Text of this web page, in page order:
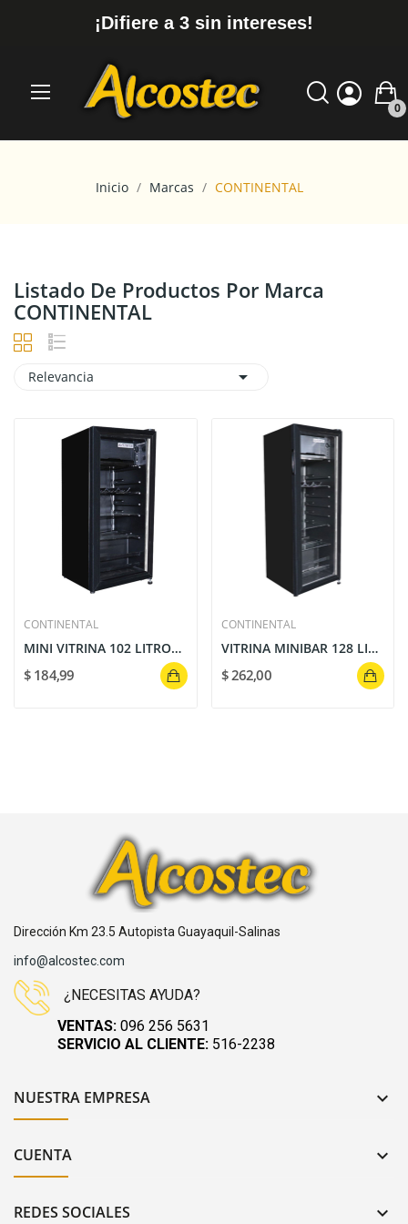
¡Difiere a 3 sin intereses!
0
Inicio Marcas CONTINENTAL
Listado De Productos Por Marca
CONTINENTAL
Relevancia 
CONTINENTAL
MINI VITRINA 102 LITROS EXHIBIDORA CONTINENTAL
$ 184,99
CONTINENTAL
VITRINA MINIBAR 128 LITROS SC-128 / CONTINENTAL
$ 262,00
Dirección Km 23.5 Autopista Guayaquil-Salinas
info@alcostec.com
¿NECESITAS AYUDA?
VENTAS: 096 256 5631
SERVICIO AL CLIENTE: 516-2238
NUESTRA EMPRESA 
CUENTA 
REDES SOCIALES 